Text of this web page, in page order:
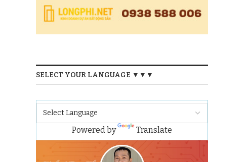
SELECT YOUR LANGUAGE ▼▼▼
Powered by Translate